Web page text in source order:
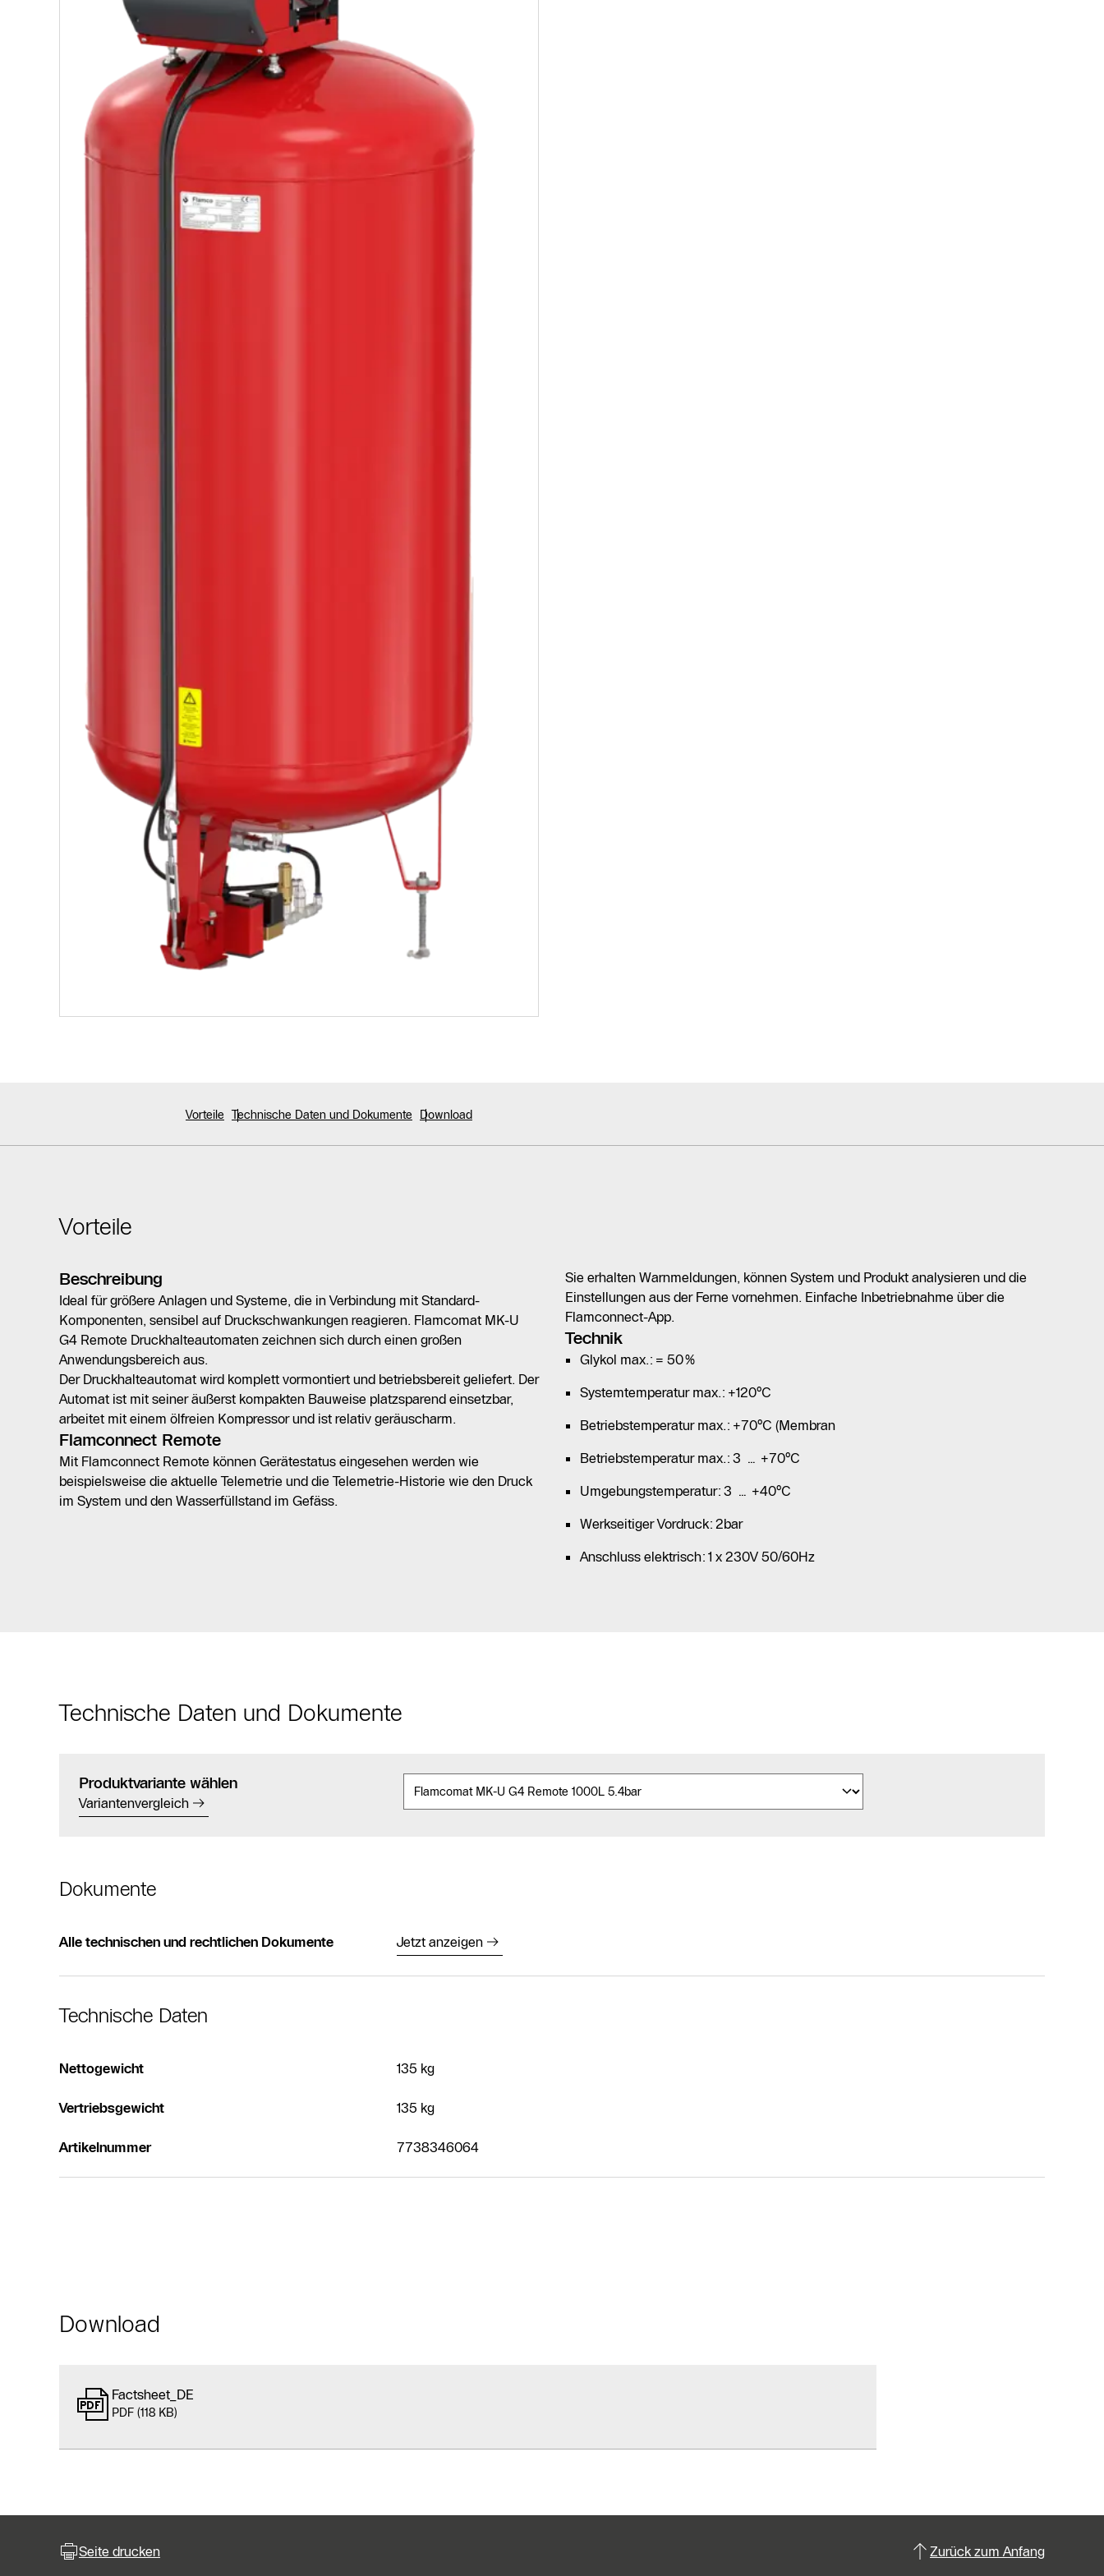
Vorteile Technische Daten und Dokumente Download
Vorteile
Beschreibung
Ideal für größere Anlagen und Systeme, die in Verbindung mit Standard-
Komponenten, sensibel auf Druckschwankungen reagieren. Flamcomat MK-U
G4 Remote Druckhalteautomaten zeichnen sich durch einen großen
Anwendungsbereich aus.
Der Druckhalteautomat wird komplett vormontiert und betriebsbereit geliefert. Der
Automat ist mit seiner äußerst kompakten Bauweise platzsparend einsetzbar,
arbeitet mit einem ölfreien Kompressor und ist relativ geräuscharm.
Flamconnect Remote
Mit Flamconnect Remote können Gerätestatus eingesehen werden wie
beispielsweise die aktuelle Telemetrie und die Telemetrie-Historie wie den Druck
im System und den Wasserfüllstand im Gefäss.
Sie erhalten Warnmeldungen, können System und Produkt analysieren und die
Einstellungen aus der Ferne vornehmen. Einfache Inbetriebnahme über die
Flamconnect-App.
Technik
Glykol max.: = 50%
Systemtemperatur max.: +120°C
Betriebstemperatur max.: +70°C (Membran
Betriebstemperatur max.: 3 … +70°C
Umgebungstemperatur: 3 … +40°C
Werkseitiger Vordruck: 2bar
Anschluss elektrisch: 1 x 230V 50/60Hz
Technische Daten und Dokumente
Produktvariante wählen
Variantenvergleich
Dokumente
Alle technischen und rechtlichen Dokumente Jetzt anzeigen
Technische Daten
Nettogewicht 135 kg
Vertriebsgewicht 135 kg
Artikelnummer 7738346064
Download
Factsheet_DE
PDF (118 KB)
Heizungs-
Seite drucken Zurück zum Anfang